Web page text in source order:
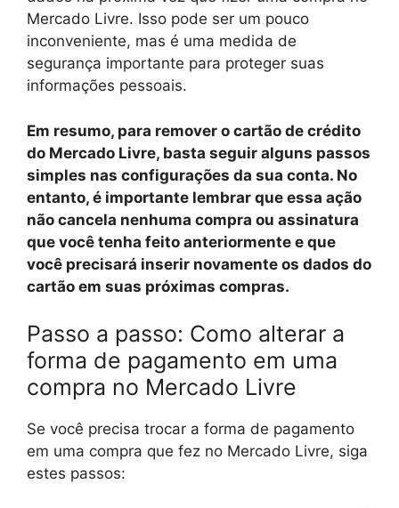
Mercado Livre. Isso pode ser um pouco
inconveniente, mas é uma medida de
segurança importante para proteger suas
informações pessoais.
Em resumo, para remover o cartão de crédito
do Mercado Livre, basta seguir alguns passos
simples nas configurações da sua conta. No
entanto, é importante lembrar que essa ação
não cancela nenhuma compra ou assinatura
que você tenha feito anteriormente e que
você precisará inserir novamente os dados do
cartão em suas próximas compras.
Passo a passo: Como alterar a
forma de pagamento em uma
compra no Mercado Livre
Se você precisa trocar a forma de pagamento
em uma compra que fez no Mercado Livre, siga
estes passos: